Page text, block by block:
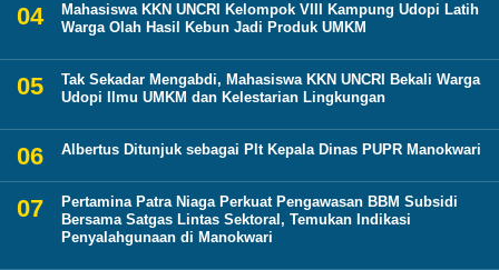
Mahasiswa KKN UNCRI Kelompok VIII Kampung Udopi Latih
Warga Olah Hasil Kebun Jadi Produk UMKM
Tak Sekadar Mengabdi, Mahasiswa KKN UNCRI Bekali Warga
Udopi Ilmu UMKM dan Kelestarian Lingkungan
Albertus Ditunjuk sebagai Plt Kepala Dinas PUPR Manokwari
Pertamina Patra Niaga Perkuat Pengawasan BBM Subsidi
Bersama Satgas Lintas Sektoral, Temukan Indikasi
Penyalahgunaan di Manokwari